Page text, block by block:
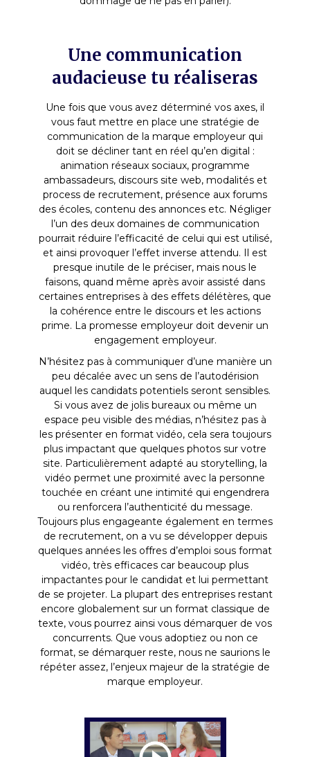
Une communication
audacieuse tu réaliseras
Une fois que vous avez déterminé vos axes, il
vous faut mettre en place une stratégie de
communication de la marque employeur qui
doit se décliner tant en réel qu’en digital :
animation réseaux sociaux, programme
ambassadeurs, discours site web, modalités et
process de recrutement, présence aux forums
des écoles, contenu des annonces etc. Négliger
l’un des deux domaines de communication
pourrait réduire l’efficacité de celui qui est utilisé,
et ainsi provoquer l’effet inverse attendu. Il est
presque inutile de le préciser, mais nous le
faisons, quand même après avoir assisté dans
certaines entreprises à des effets délétères, que
la cohérence entre le discours et les actions
prime. La promesse employeur doit devenir un
engagement employeur.
N’hésitez pas à communiquer d’une manière un
peu décalée avec un sens de l’autodérision
auquel les candidats potentiels seront sensibles.
Si vous avez de jolis bureaux ou même un
espace peu visible des médias, n’hésitez pas à
les présenter en format vidéo, cela sera toujours
plus impactant que quelques photos sur votre
site. Particulièrement adapté au storytelling, la
vidéo permet une proximité avec la personne
touchée en créant une intimité qui engendrera
ou renforcera l’authenticité du message.
Toujours plus engageante également en termes
de recrutement, on a vu se développer depuis
quelques années les offres d’emploi sous format
vidéo, très efficaces car beaucoup plus
impactantes pour le candidat et lui permettant
de se projeter. La plupart des entreprises restant
encore globalement sur un format classique de
texte, vous pourrez ainsi vous démarquer de vos
concurrents. Que vous adoptiez ou non ce
format, se démarquer reste, nous ne saurions le
répéter assez, l’enjeux majeur de la stratégie de
marque employeur.